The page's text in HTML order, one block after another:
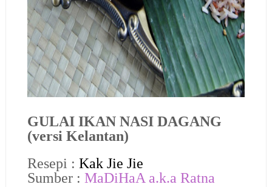
GULAI IKAN NASI DAGANG
(versi Kelantan)
Resepi : Kak Jie Jie
Sumber : MaDiHaA a.k.a Ratna